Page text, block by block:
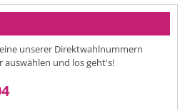
unserer Direktwahlnummern
auswählen und los geht's!